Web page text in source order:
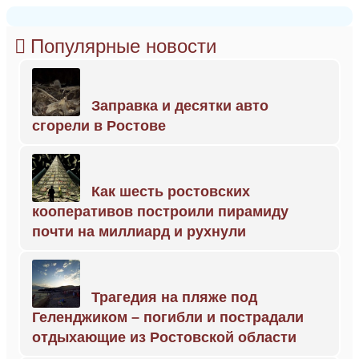
Популярные новости
Заправка и десятки авто
сгорели в Ростове
Как шесть ростовских
кооперативов построили пирамиду
почти на миллиард и рухнули
Трагедия на пляже под
Геленджиком – погибли и пострадали
отдыхающие из Ростовской области